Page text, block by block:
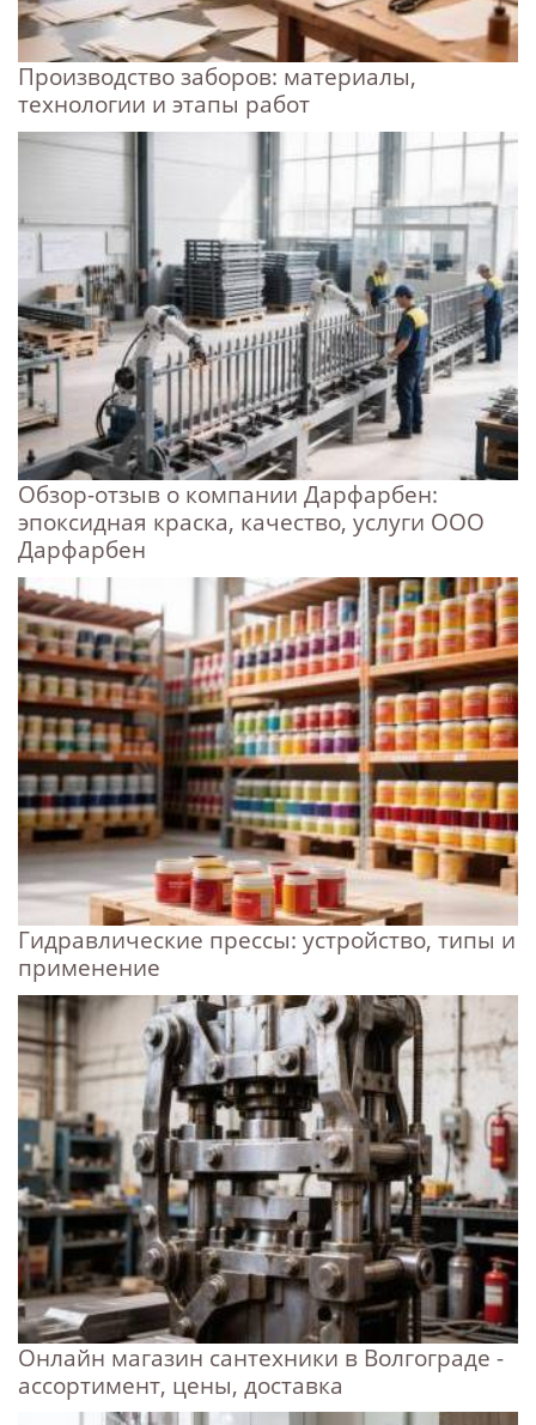
Производство заборов: материалы,
технологии и этапы работ
Обзор-отзыв о компании Дарфарбен:
эпоксидная краска, качество, услуги ООО
Дарфарбен
Гидравлические прессы: устройство, типы и
применение
Онлайн магазин сантехники в Волгограде -
ассортимент, цены, доставка